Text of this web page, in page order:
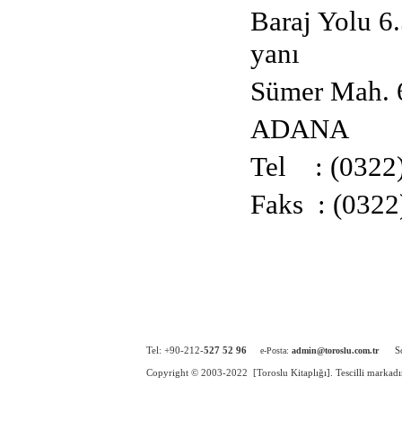
Baraj Yolu
yanı
Sümer Mah.
ADANA
Tel :
Faks :
Tel: +90-212-527 52 96 e-Posta: admin@toroslu.com.tr
Copyright © 2003-2022 [Toroslu Kitaplığı]. Tescilli